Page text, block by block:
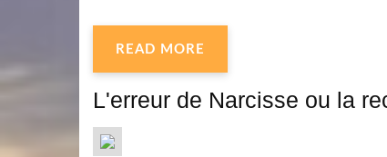
READ MORE
L'erreur de Narcisse ou la